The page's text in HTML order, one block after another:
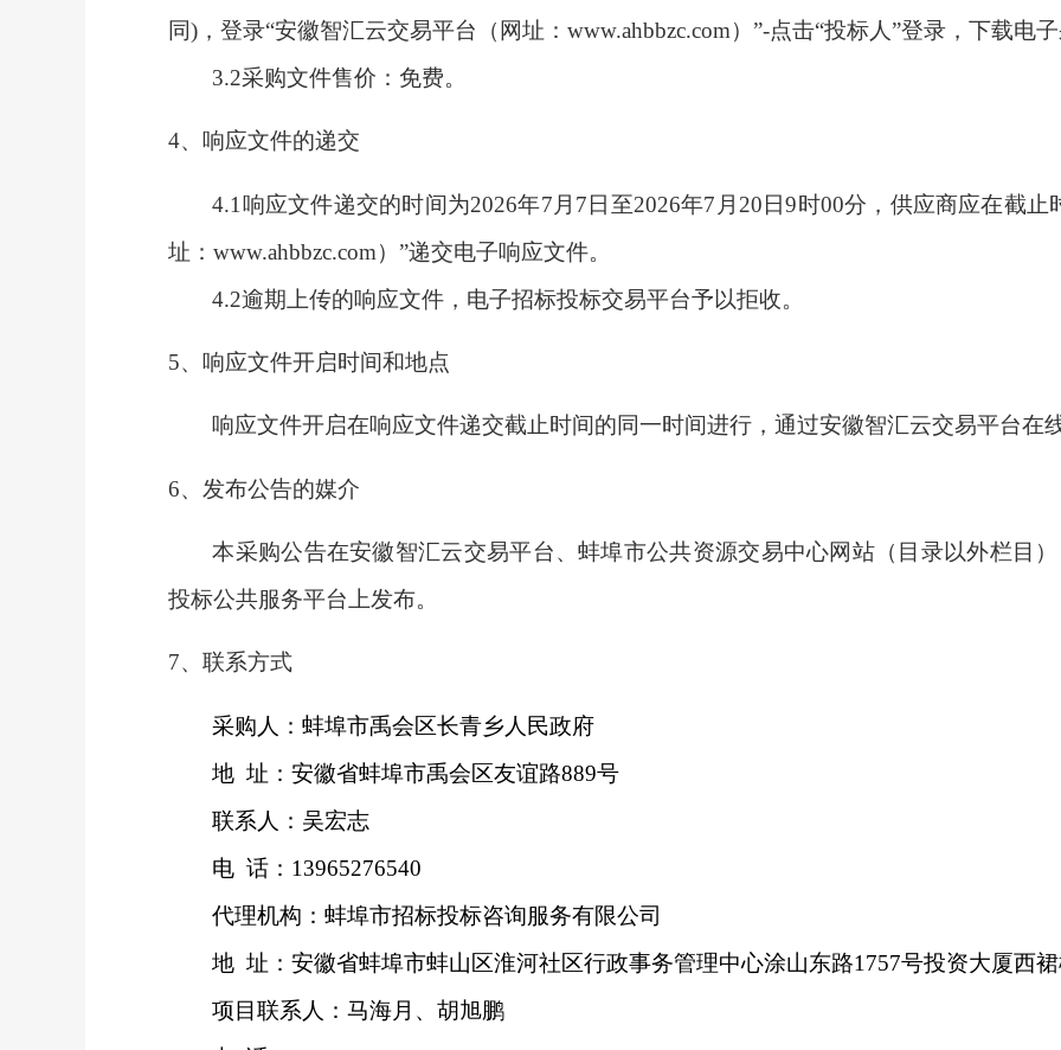
同)，登录“安徽智汇云交易平台（网址：www.ahbbzc.com）”-点击“投标人”登录，下载电
3.2采购文件售价：免费。
4、响应文件的递交
4.1 响应文件递交的时间为2026年7 月 7日至2026年7 月 20日9时00分 ，供应商应在截止
址：www.ahbbzc.com）”递交电子响应文件。
4.2逾期上传的响应文件，电子招标投标交易平台予以拒收。
5、 响应文件开启时间和地点
响应文件开启在响应文件递交截止时间的同一时间进行，通过安徽智汇云交易平台在
6、发布公告的媒介
本采购公告在安徽智汇云交易平台、蚌埠市公共资源交易中心网站 （ 目录以外栏目 ）
投标公共服务平台上发布。
7、联系方式
采购人：蚌埠市禹会区长青乡人民政府
地 址：安徽省蚌埠市禹会区友谊路889号
联系人：吴宏志
电 话：13965276540
代理机构：蚌埠市招标投标咨询服务有限公司
地 址：安徽省蚌埠市蚌山区淮河社区行政事务管理中心涂山东路1757号投资大厦西
项目联系人：马海月、胡旭鹏